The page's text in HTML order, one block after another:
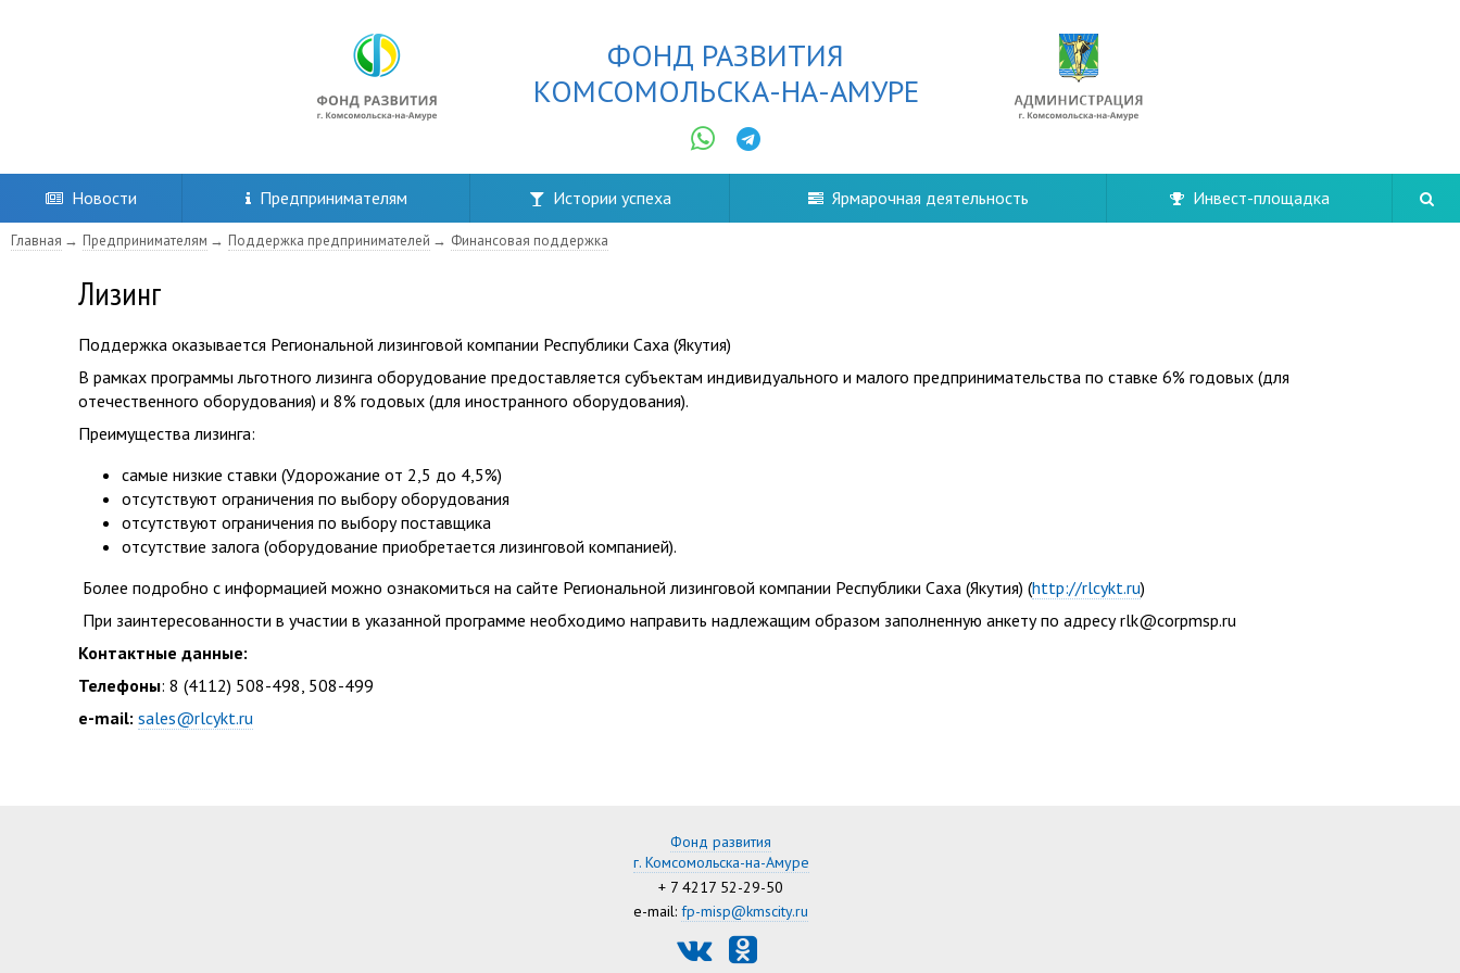
ФОНД РАЗВИТИЯ
КОМСОМОЛЬСКА-НА-АМУРЕ
Новости Предпринимателям Истории успеха Ярмарочная деятельность Инвест-площадка
Главная Предпринимателям Поддержка предпринимателей Финансовая поддержка
Лизинг
Поддержка оказывается Региональной лизинговой компании Республики Саха (Якутия)
В рамках программы льготного лизинга оборудование предоставляется субъектам индивидуального и малого предпринимательства по ставке 6% годовых (для
отечественного оборудования) и 8% годовых (для иностранного оборудования).
Преимущества лизинга:
самые низкие ставки (Удорожание от 2,5 до 4,5%)
отсутствуют ограничения по выбору оборудования
отсутствуют ограничения по выбору поставщика
отсутствие залога (оборудование приобретается лизинговой компанией).
Более подробно с информацией можно ознакомиться на сайте Региональной лизинговой компании Республики Саха (Якутия) (http://rlcykt.ru)
При заинтересованности в участии в указанной программе необходимо направить надлежащим образом заполненную анкету по адресу rlk@corpmsp.ru
Контактные данные:
Телефоны: 8 (4112) 508-498, 508-499
e-mail: sales@rlcykt.ru
Фонд развития
г. Комсомольска-на-Амуре
+ 7 4217 52-29-50
e-mail:fp-misp@kmscity.ru